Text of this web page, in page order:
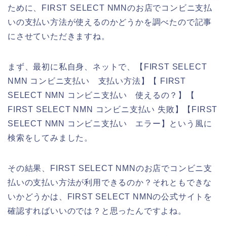
ために、FIRST SELECT NMNのお店でコンビニ支払
いの支払い方法が使えるのかどうかを調べたので記事
にさせていただきますね。
まず、最初に私自身、ネットで、【FIRST SELECT
NMN コンビニ支払い 支払い方法】【 FIRST
SELECT NMN コンビニ支払い 使えるの？】【
FIRST SELECT NMN コンビニ支払い 失敗】【FIRST
SELECT NMN コンビニ支払い エラー】という風に
検索をしてみました。
その結果、FIRST SELECT NMNのお店でコンビニ支
払いの支払い方法が利用できるのか？それともできな
いかどうかは、FIRST SELECT NMNの公式サイトを
確認すればいいのでは？と思ったんですよね。